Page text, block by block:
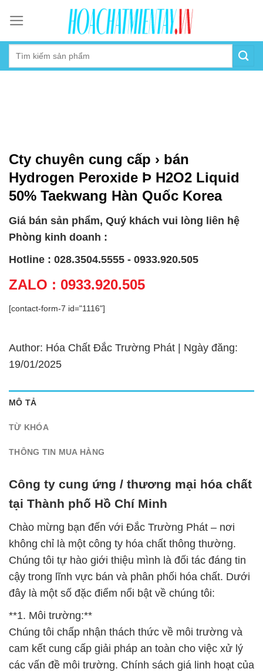
content
Cty chuyên cung cấp › bán
Hydrogen Peroxide Þ H2O2 Liquid
50% Taekwang Hàn Quốc Korea
Giá bán sản phẩm, Quý khách vui lòng liên hệ
Phòng kinh doanh :
Hotline : 028.3504.5555 - 0933.920.505
ZALO : 0933.920.505
[contact-form-7 id="1116"]
Author: Hóa Chất Đắc Trường Phát | Ngày đăng:
19/01/2025
MÔ TẢ
TỪ KHÓA
THÔNG TIN MUA HÀNG
Công ty cung ứng / thương mại hóa chất
tại Thành phố Hồ Chí Minh
Chào mừng bạn đến với Đắc Trường Phát – nơi
không chỉ là một công ty hóa chất thông thường.
Chúng tôi tự hào giới thiệu mình là đối tác đáng tin
cậy trong lĩnh vực bán và phân phối hóa chất. Dưới
đây là một số đặc điểm nổi bật về chúng tôi:
**1. Môi trường:**
Chúng tôi chấp nhận thách thức về môi trường và
cam kết cung cấp giải pháp an toàn cho việc xử lý
các vấn đề môi trường. Chính sách giá linh hoạt của